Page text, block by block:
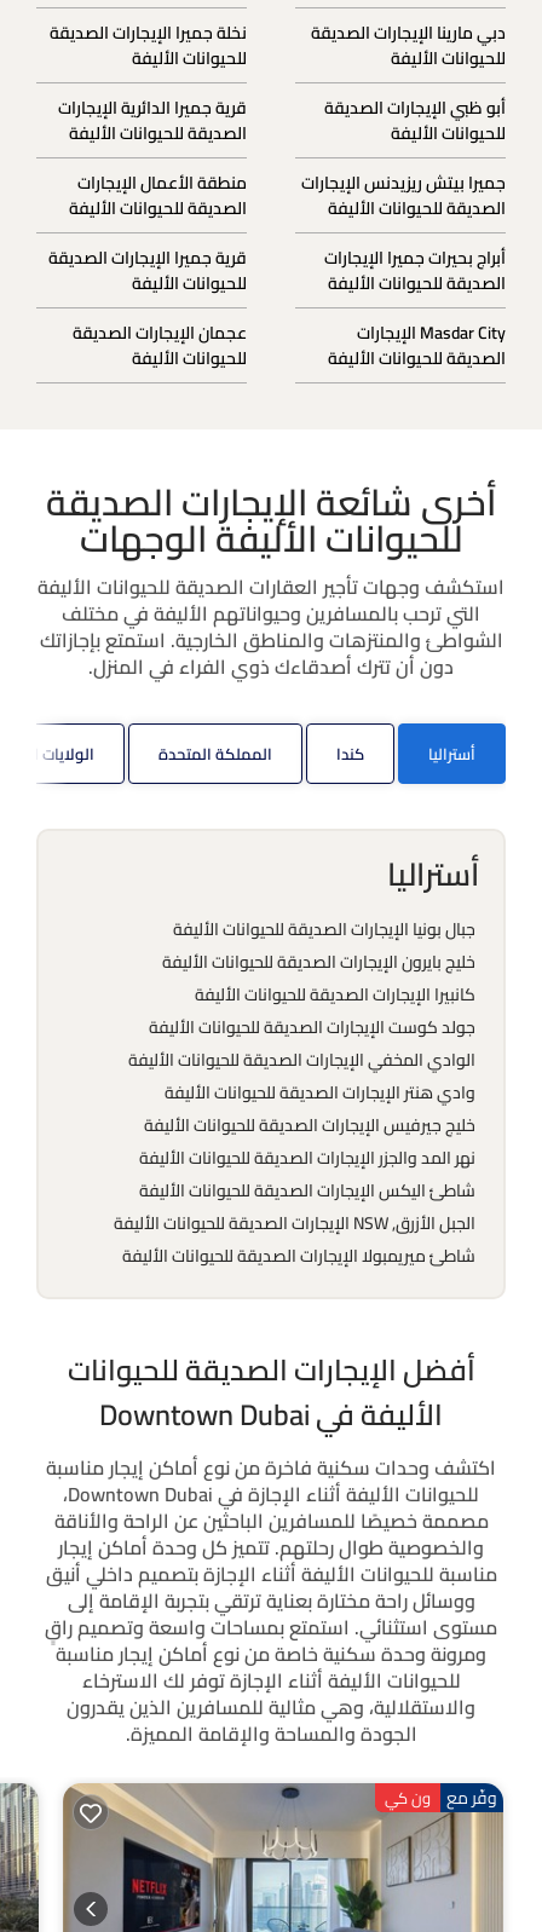
دبي مارينا الإيجارات الصديقة
للحيوانات الأليفة
نخلة جميرا الإيجارات الصديقة
للحيوانات الأليفة
أبو ظبي الإيجارات الصديقة
للحيوانات الأليفة
قرية جميرا الدائرية الإيجارات
الصديقة للحيوانات الأليفة
جميرا بيتش ريزيدنس الإيجارات
الصديقة للحيوانات الأليفة
منطقة الأعمال الإيجارات
الصديقة للحيوانات الأليفة
أبراج بحيرات جميرا الإيجارات
الصديقة للحيوانات الأليفة
قرية جميرا الإيجارات الصديقة
للحيوانات الأليفة
Masdar City الإيجارات
الصديقة للحيوانات الأليفة
عجمان الإيجارات الصديقة
للحيوانات الأليفة
أخرى شائعة الإيجارات الصديقة
للحيوانات الأليفة الوجهات
استكشف وجهات تأجير العقارات الصديقة للحيوانات الأليفة
التي ترحب بالمسافرين وحيواناتهم الأليفة في مختلف
الشواطئ والمنتزهات والمناطق الخارجية. استمتع بإجازاتك
دون أن تترك أصدقاءك ذوي الفراء في المنزل.
أستراليا كندا المملكة المتحدة الولايات
أستراليا
جبال بونيا الإيجارات الصديقة للحيوانات الأليفة
خليج بايرون الإيجارات الصديقة للحيوانات الأليفة
كانبيرا الإيجارات الصديقة للحيوانات الأليفة
جولد كوست الإيجارات الصديقة للحيوانات الأليفة
الوادي المخفي الإيجارات الصديقة للحيوانات الأليفة
وادي هنتر الإيجارات الصديقة للحيوانات الأليفة
خليج جيرفيس الإيجارات الصديقة للحيوانات الأليفة
نهر المد والجزر الإيجارات الصديقة للحيوانات الأليفة
شاطئ اليكس الإيجارات الصديقة للحيوانات الأليفة
الجبل الأزرق, NSW الإيجارات الصديقة للحيوانات الأليفة
شاطئ ميريمبولا الإيجارات الصديقة للحيوانات الأليفة
أفضل الإيجارات الصديقة للحيوانات
الأليفة في Downtown Dubai
اكتشف وحدات سكنية فاخرة من نوع أماكن إيجار مناسبة
للحيوانات الأليفة أثناء الإجازة في Downtown Dubai،
مصممة خصيصًا للمسافرين الباحثين عن الراحة والأناقة
والخصوصية طوال رحلتهم. تتميز كل وحدة أماكن إيجار
مناسبة للحيوانات الأليفة أثناء الإجازة بتصميم داخلي أنيق
ووسائل راحة مختارة بعناية ترتقي بتجربة الإقامة إلى
مستوى استثنائي. استمتع بمساحات واسعة وتصميم راقٍ
ومرونة وحدة سكنية خاصة من نوع أماكن إيجار مناسبة
للحيوانات الأليفة أثناء الإجازة توفر لك الاسترخاء
والاستقلالية، وهي مثالية للمسافرين الذين يقدرون
الجودة والمساحة والإقامة المميزة.
وفّر مع ون كي